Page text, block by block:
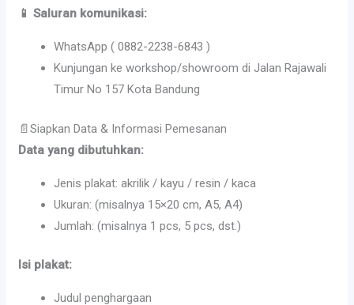
📱 Saluran komunikasi:
WhatsApp ( 0882-2238-6843 )
Kunjungan ke workshop/showroom di Jalan Rajawali
Timur No 157 Kota Bandung
📄Siapkan Data & Informasi Pemesanan
Data yang dibutuhkan:
Jenis plakat: akrilik / kayu / resin / kaca
Ukuran: (misalnya 15×20 cm, A5, A4)
Jumlah: (misalnya 1 pcs, 5 pcs, dst.)
Isi plakat:
Judul penghargaan